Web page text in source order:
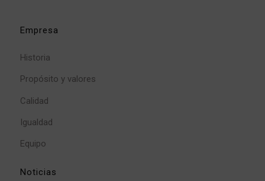
Empresa
Historia
Propósito y valores
Calidad
Igualdad
Equipo
Noticias